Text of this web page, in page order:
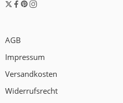
AGB
Impressum
Versandkosten
Widerrufsrecht